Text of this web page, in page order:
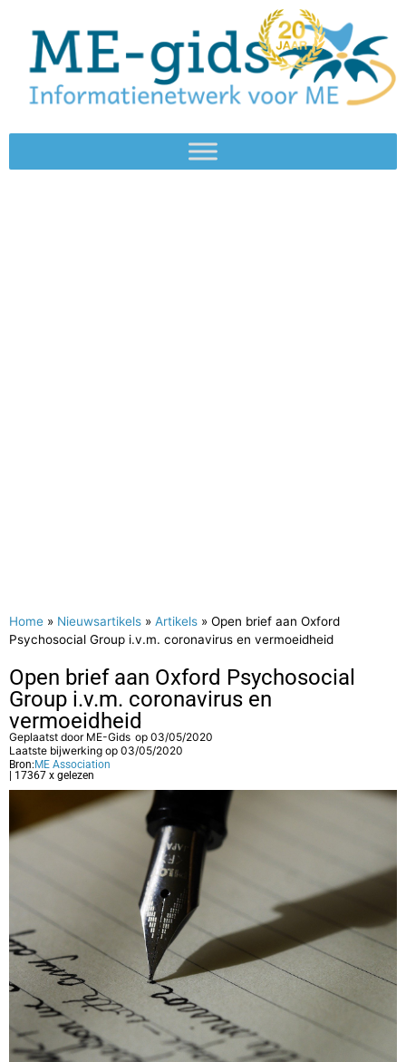
Home » Nieuwsartikels » Artikels » Open brief aan Oxford
Psychosocial Group i.v.m. coronavirus en vermoeidheid
Open brief aan Oxford Psychosocial
Group i.v.m. coronavirus en
vermoeidheid
Geplaatst door ME-Gids op 03/05/2020
Laatste bijwerking op 03/05/2020
Bron: ME Association
| 17367 x gelezen